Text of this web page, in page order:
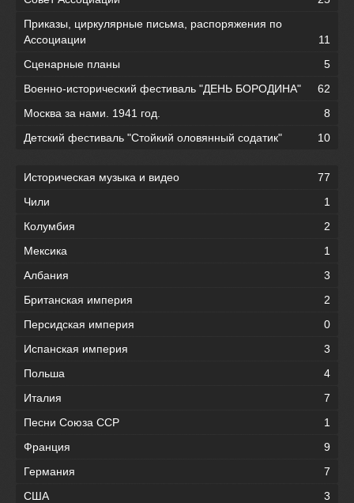
Приказы, циркулярные письма, распоряжения по
Ассоциации
11
Сценарные планы
5
Военно-исторический фестиваль "ДЕНЬ БОРОДИНА"
62
Москва за нами. 1941 год.
8
Детский фестиваль "Стойкий оловянный содатик"
10
Историческая музыка и видео
77
Чили
1
Колумбия
2
Мексика
1
Албания
3
Британская империя
2
Персидская империя
0
Испанская империя
3
Польша
4
Италия
7
Песни Союза ССР
1
Франция
9
Германия
7
США
3